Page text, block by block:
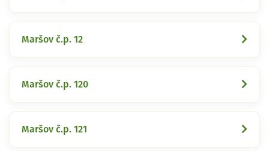
Maršov č.p. 12
Maršov č.p. 120
Maršov č.p. 121